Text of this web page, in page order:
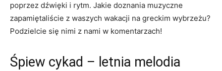
poprzez dźwięki i rytm. Jakie doznania muzyczne
zapamiętaliście z waszych wakacji na ⁤greckim ⁤wybrzeżu?
Podzielcie się nimi z ⁢nami w ⁢komentarzach!
Śpiew cykad – letnia melodia